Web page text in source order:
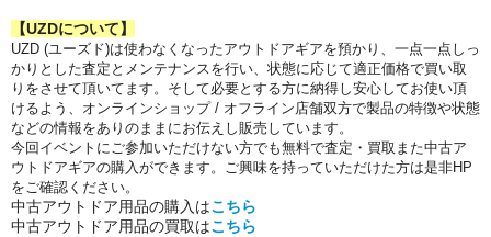
【UZDについて】
UZD (ユーズド)は使わなくなったアウトドアギアを預かり、一点一点しっ
かりとした査定とメンテナンスを行い、状態に応じて適正価格で買い取
りをさせて頂いてます。そして必要とする方に納得し安心してお使い頂
けるよう、オンラインショップ / オフライン店舗双方で製品の特徴や状態
などの情報をありのままにお伝えし販売しています。
今回イベントにご参加いただけない方でも無料で査定・買取また中古ア
ウトドアギアの購入ができます。ご興味を持っていただけた方は是非HP
をご確認ください。
中古アウトドア用品の購入はこちら
中古アウトドア用品の買取はこちら